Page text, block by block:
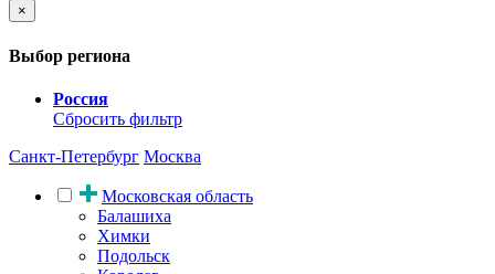
×
Выбор региона
Россия
Сбросить фильтр
Санкт-Петербург Москва
Московская область
Балашиха
Химки
Подольск